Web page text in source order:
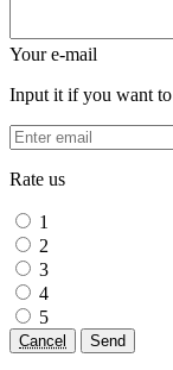
Your e-mail
Input it if you want
Rate us
1
2
3
4
5
Cancel Send